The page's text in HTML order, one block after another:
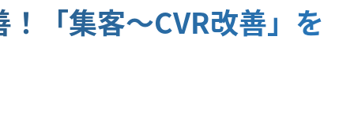
「集客〜CVR改善」を